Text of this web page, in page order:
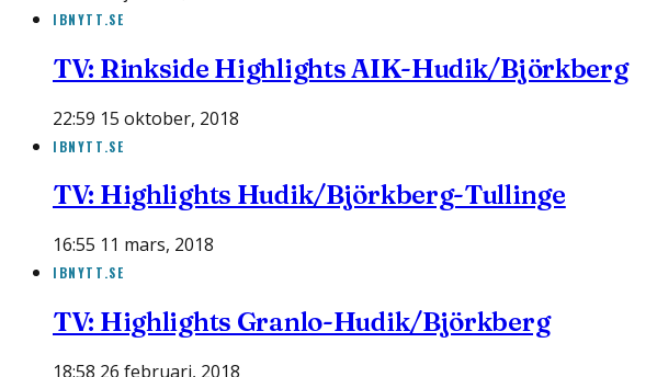
IBNYTT.SE
TV: Rinkside Highlights AIK-Hudik/Björkberg
22:59 15 oktober, 2018
IBNYTT.SE
TV: Highlights Hudik/Björkberg-Tullinge
16:55 11 mars, 2018
IBNYTT.SE
TV: Highlights Granlo-Hudik/Björkberg
18:58 26 februari, 2018